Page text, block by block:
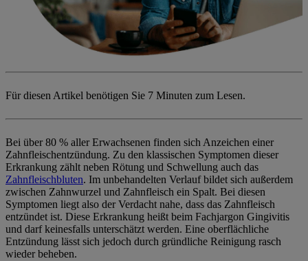
Für diesen Artikel benötigen Sie 7 Minuten zum Lesen.
Bei über 80 % aller Erwachsenen finden sich Anzeichen einer
Zahnfleischentzündung. Zu den klassischen Symptomen dieser
Erkrankung zählt neben Rötung und Schwellung auch das
Zahnfleischbluten. Im unbehandelten Verlauf bildet sich außerdem
zwischen Zahnwurzel und Zahnfleisch ein Spalt. Bei diesen
Symptomen liegt also der Verdacht nahe, dass das Zahnfleisch
entzündet ist. Diese Erkrankung heißt beim Fachjargon Gingivitis
und darf keinesfalls unterschätzt werden. Eine oberflächliche
Entzündung lässt sich jedoch durch gründliche Reinigung rasch
wieder beheben.